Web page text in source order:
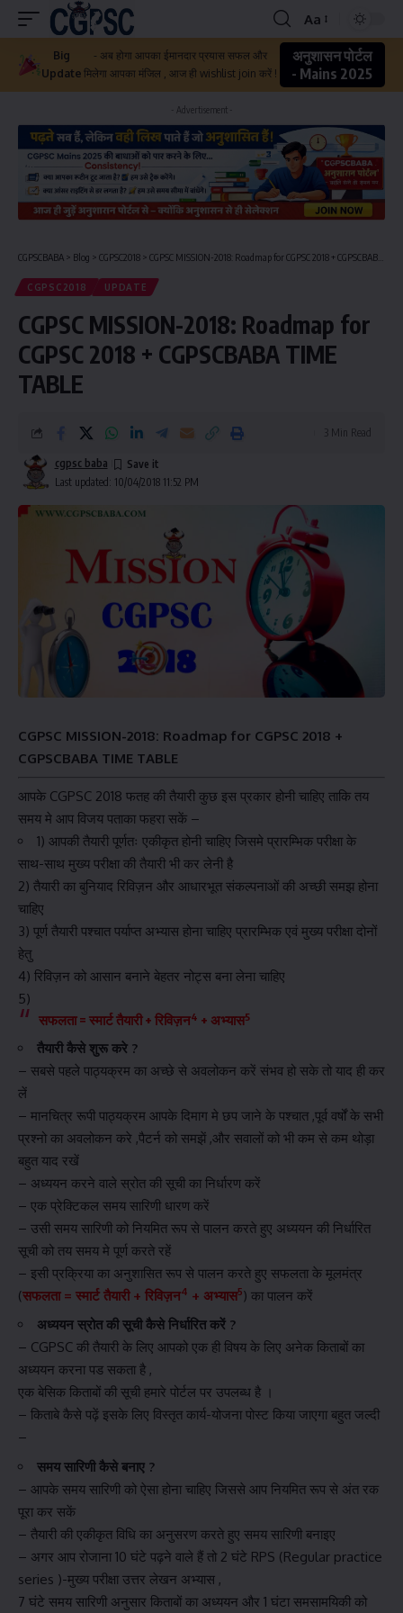
Aa
Big
Update
- अब होगा आपका ईमानदार प्रयास सफल और
मिलेगा आपका मंजिल , आज ही wishlist join करें !
अनुशासन पोर्टल
- Mains 2025
- Advertisement -
CGPSCBABA > Blog > CGPSC2018 > CGPSC MISSION-2018: Roadmap for CGPSC 2018 + CGPSCBABA TIME TABLE
CGPSC2018 UPDATE
CGPSC MISSION-2018: Roadmap for
CGPSC 2018 + CGPSCBABA TIME
TABLE
Last updated: 10/04/2018 11:52 PM
cgpsc baba
3 Min Read
CGPSC MISSION-2018: Roadmap for CGPSC 2018 +
CGPSCBABA TIME TABLE
आपके CGPSC 2018 फतह की तैयारी कुछ इस प्रकार होनी चाहिए ताकि तय
समय मे आप विजय पताका फहरा सकें –
1) आपकी तैयारी पूर्णतः एकीकृत होनी चाहिए जिसमे प्रारम्भिक परीक्षा के
साथ-साथ मुख्य परीक्षा की तैयारी भी कर लेनी है
2) तैयारी का बुनियाद रिविज़न और आधारभूत संकल्पनाओं की अच्छी समझ होना
चाहिए
3) पूर्ण तैयारी पश्चात पर्याप्त अभ्यास होना चाहिए प्रारम्भिक एवं मुख्य परीक्षा दोनों
हेतु
4) रिविज़न को आसान बनाने बेहतर नोट्स बना लेना चाहिए
5)
सफलता = स्मार्ट तैयारी + रिविज़न4 + अभ्यास5
तैयारी कैसे शुरू करे ?
– सबसे पहले पाठ्यक्रम का अच्छे से अवलोकन करें संभव हो सके तो याद ही कर
लें
– मानचित्र रूपी पाठ्यक्रम आपके दिमाग मे छप जाने के पश्चात ,पूर्व वर्षों के सभी
प्रश्नो का अवलोकन करे ,पैटर्न को समझें ,और सवालों को भी कम से कम थोड़ा
बहुत याद रखें
– अध्ययन करने वाले स्रोत की सूची का निर्धारण करें
– एक प्रेक्टिकल समय सारिणी धारण करें
– उसी समय सारिणी को नियमित रूप से पालन करते हुए अध्ययन की निर्धारित
सूची को तय समय मे पूर्ण करते रहें
– इसी प्रक्रिया का अनुशासित रूप से पालन करते हुए सफलता के मूलमंत्र
(सफलता = स्मार्ट तैयारी + रिविज़न4 + अभ्यास5) का पालन करें
अध्ययन स्रोत की सूची कैसे निर्धारित करें ?
– CGPSC की तैयारी के लिए आपको एक ही विषय के लिए अनेक किताबों का
अध्ययन करना पड सकता है ,
एक बेसिक किताबों की सूची हमारे पोर्टल पर उपलब्ध है ।
– किताबे कैसे पढ़ें इसके लिए विस्तृत कार्य-योजना पोस्ट किया जाएगा बहुत जल्दी
–
समय सारिणी कैसे बनाए ?
– आपके समय सारिणी को ऐसा होना चाहिए जिससे आप नियमित रूप से अंत रक
पूरा कर सकें
– तैयारी की एकीकृत विधि का अनुसरण करते हुए समय सारिणी बनाइए
– अगर आप रोजाना 10 घंटे पढ़ने वाले हैं तो 2 घंटे RPS (Regular practice
series )-मुख्य परीक्षा उत्तर लेखन अभ्यास ,
7 घंटे समय सारिणी अनुसार किताबों का अध्ययन और 1 घंटा समसामयिकी को